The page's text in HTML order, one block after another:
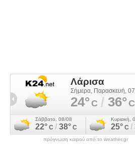
πρόγνωση καιρού από το weather.gr